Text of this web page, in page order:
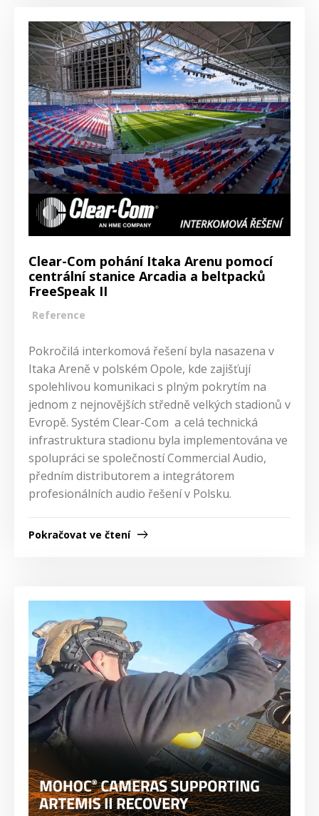
Clear-Com pohání Itaka Arenu pomocí
centrální stanice Arcadia a beltpacků
FreeSpeak II
Reference
Pokročilá interkomová řešení byla nasazena v
Itaka Areně v polském Opole, kde zajišťují
spolehlivou komunikaci s plným pokrytím na
jednom z nejnovějších středně velkých stadionů v
Evropě. Systém Clear-Com a celá technická
infrastruktura stadionu byla implementována ve
spolupráci se společností Commercial Audio,
předním distributorem a integrátorem
profesionálních audio řešení v Polsku.
Pokračovat ve čtení